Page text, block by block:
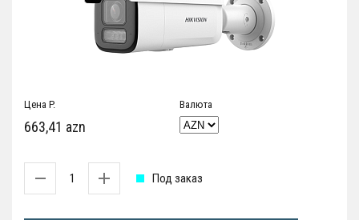
Цена P.
663,41 azn
Валюта
Под заказ